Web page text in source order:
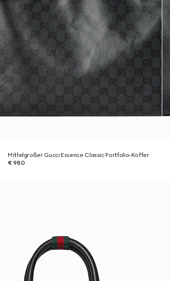
Mittelgroßer Gucci Essence Classic Portfolio-Koffer
€ 980